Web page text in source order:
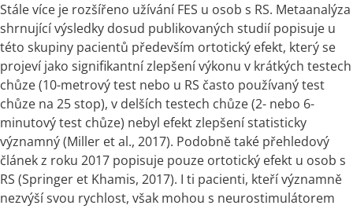
Stále více je rozšířeno užívání FES u osob s RS. Metaanalýza
shrnující výsledky dosud publikovaných studií popisuje u
této skupiny pacientů především ortotický efekt, který se
projeví jako signifikantní zlepšení výkonu v krátkých testech
chůze (10-metrový test nebo u RS často používaný test
chůze na 25 stop), v delších testech chůze (2- nebo 6-
minutový test chůze) nebyl efekt zlepšení statisticky
významný (Miller et al., 2017). Podobně také přehledový
článek z roku 2017 popisuje pouze ortotický efekt u osob s
RS (Springer et Khamis, 2017). I ti pacienti, kteří významně
nezvýší svou rychlost, však mohou s neurostimulátorem